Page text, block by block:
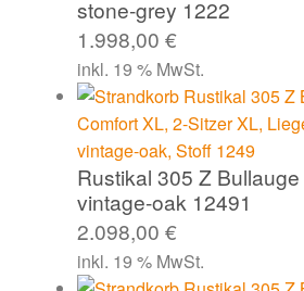
stone-grey 1222
1.998,00 €
inkl. 19 % MwSt.
Rustikal 305 Z
vintage-oak 12491
2.098,00 €
inkl. 19 % MwSt.